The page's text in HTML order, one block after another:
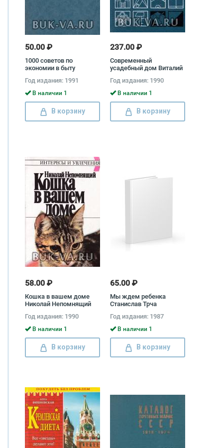
50.00 ₽
1000 советов по
экономии в быту
Евгений Каневский,
Ирина Колгина
Год издания: 1991
В наличии 1
В корзину
237.00 ₽
Современный
усадебный дом Виталий
Год издания: 1990
В наличии 1
В корзину
58.00 ₽
Кошка в вашем доме
Николай Непомнящий
Год издания: 1990
В наличии 1
В корзину
65.00 ₽
Мы ждем ребенка
Станислав Трча
Год издания: 1987
В наличии 1
В корзину